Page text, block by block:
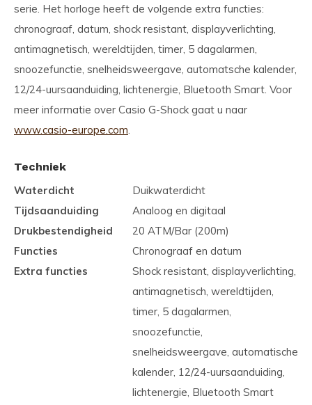
serie. Het horloge heeft de volgende extra functies:
chronograaf, datum, shock resistant, displayverlichting,
antimagnetisch, wereldtijden, timer, 5 dagalarmen,
snoozefunctie, snelheidsweergave, automatsche kalender,
12/24-uursaanduiding, lichtenergie, Bluetooth Smart. Voor
meer informatie over Casio G-Shock gaat u naar
www.casio-europe.com.
Techniek
Waterdicht
Duikwaterdicht
Tijdsaanduiding
Analoog en digitaal
Drukbestendigheid
20 ATM/Bar (200m)
Functies
Chronograaf en datum
Extra functies
Shock resistant, displayverlichting,
antimagnetisch, wereldtijden,
timer, 5 dagalarmen,
snoozefunctie,
snelheidsweergave, automatische
kalender, 12/24-uursaanduiding,
lichtenergie, Bluetooth Smart